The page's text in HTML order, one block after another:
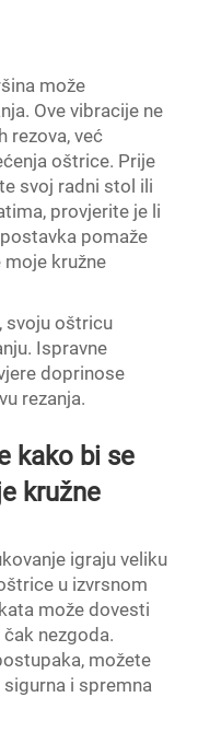
može
Ove vibracije ne
rezova, već
oštrice. Prije
svoj radni stol ili
provjerite je li
pomaže
kružne
svoju oštricu
Ispravne
doprinose
rezanja.
kako bi se
kružne
igraju veliku
u izvrsnom
može dovesti
nezgoda.
možete
i spremna